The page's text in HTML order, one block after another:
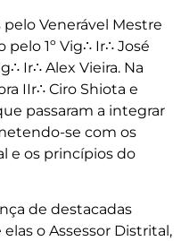
Venerável Mestre
1º Vig∴ Ir∴ José
Ir∴ Alex Vieira. Na
IIr∴ Ciro Shiota e
passaram a integrar
se com os
e os princípios do
de destacadas
o Assessor Distrital,